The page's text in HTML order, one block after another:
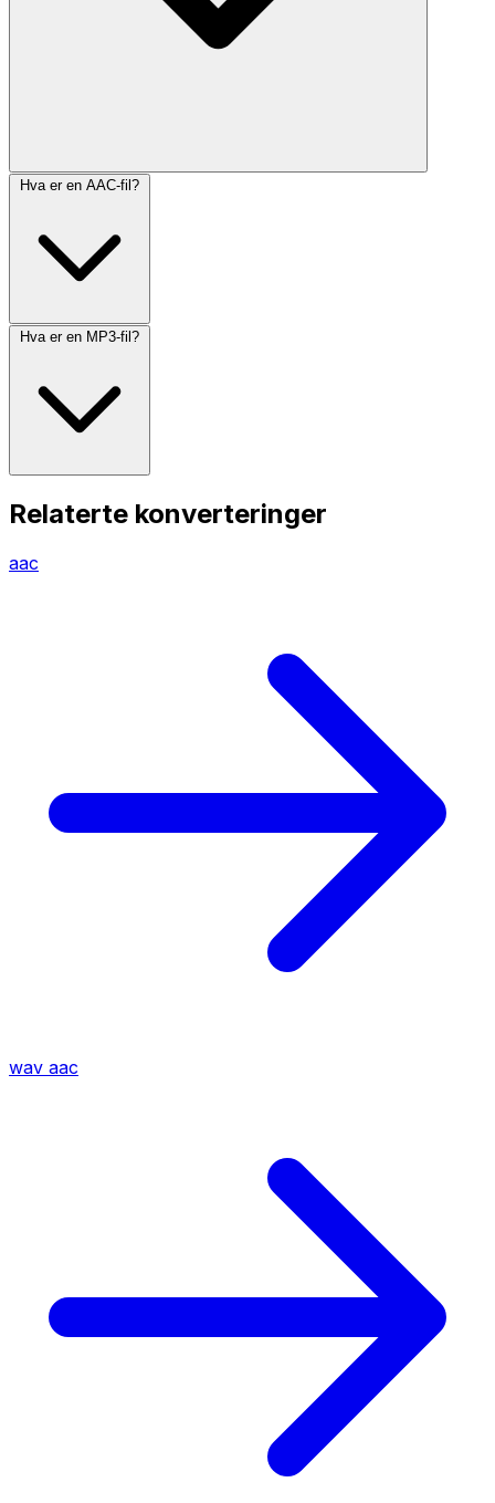
Hva er en AAC-fil?
Hva er en MP3-fil?
Relaterte konverteringer
aac
wav aac